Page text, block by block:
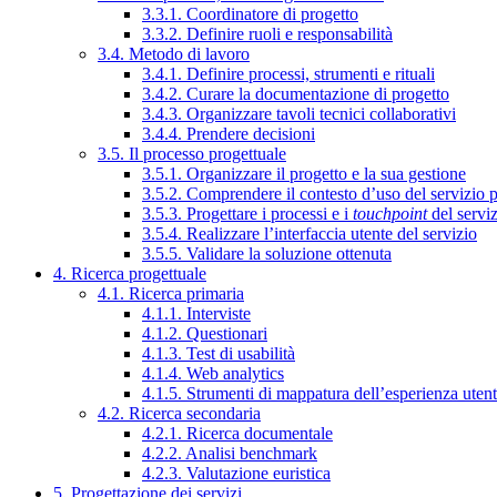
3.3.1. Coordinatore di progetto
3.3.2. Definire ruoli e responsabilità
3.4. Metodo di lavoro
3.4.1. Definire processi, strumenti e rituali
3.4.2. Curare la documentazione di progetto
3.4.3. Organizzare tavoli tecnici collaborativi
3.4.4. Prendere decisioni
3.5. Il processo progettuale
3.5.1. Organizzare il progetto e la sua gestione
3.5.2. Comprendere il contesto d’uso del servizio
3.5.3. Progettare i processi e i touchpointdel
3.5.4. Realizzare l’interfaccia utente del servizio
3.5.5. Validare la soluzione ottenuta
4. Ricerca progettuale
4.1. Ricerca primaria
4.1.1. Interviste
4.1.2. Questionari
4.1.3. Test di usabilità
4.1.4. Web analytics
4.1.5. Strumenti di mappatura dell’esperienza
4.2. Ricerca secondaria
4.2.1. Ricerca documentale
4.2.2. Analisi benchmark
4.2.3. Valutazione euristica
5. Progettazione dei servizi